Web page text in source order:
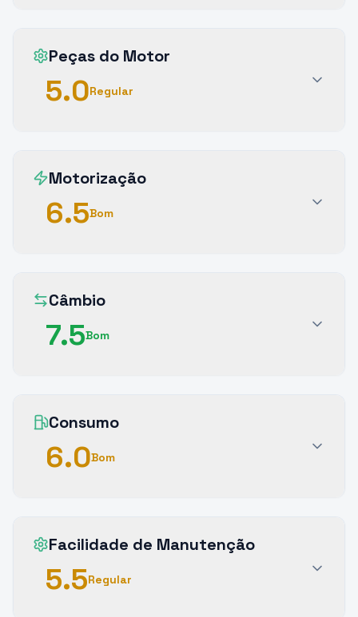
Peças do Motor
5.0Regular
Motorização
6.5Bom
Câmbio
7.5Bom
Consumo
6.0Bom
Facilidade de Manutenção
5.5Regular